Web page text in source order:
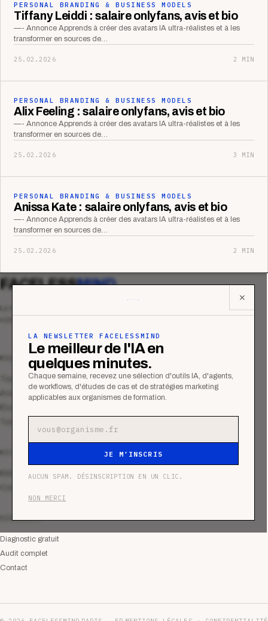
PERSONAL BRANDING & BUSINESS MODELS
Tiffany Leiddi : salaire onlyfans, avis et bio
—- Annonce Apprends à créer des avatars IA ultra-réalistes et à les
transformer en sources de…
25.02.2026 2 MIN
PERSONAL BRANDING & BUSINESS MODELS
Alix Feeling : salaire onlyfans, avis et bio
—- Annonce Apprends à créer des avatars IA ultra-réalistes et à les
transformer en sources de…
25.02.2026 3 MIN
PERSONAL BRANDING & BUSINESS MODELS
Anissa Kate : salaire onlyfans, avis et bio
—- Annonce Apprends à créer des avatars IA ultra-réalistes et à les
transformer en sources de…
25.02.2026 2 MIN
✕
LA NEWSLETTER FACELESSMIND
Le meilleur de l'IA en
quelques minutes.
Chaque semaine, recevez une sélection d'outils IA, d'agents,
de workflows, d'études de cas et de stratégies marketing
applicables aux organismes de formation.
JE M’INSCRIS
AUCUN SPAM. DÉSINSCRIPTION EN UN CLIC.
NON MERCI
FACELESSMIND
commerciale des organismes de formation.
MAGAZINE
Tous les articles
Analyses
Tutoriels
RESSOURCES
Bibliothèque
Communauté
SERVICES
Diagnostic gratuit
Audit complet
Contact